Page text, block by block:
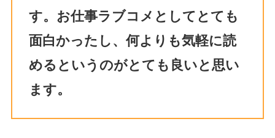
す。お仕事ラブコメとしてとても
面白かったし、何よりも気軽に読
めるというのがとても良いと思い
ます。